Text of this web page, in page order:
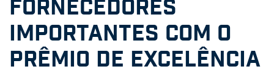
fornecedores
importantes com o
Prêmio de Excelência